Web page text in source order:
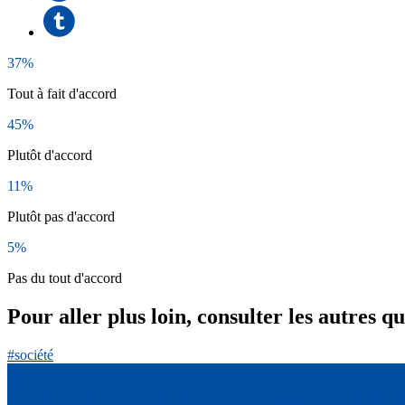
37%
Tout à fait d'accord
45%
Plutôt d'accord
11%
Plutôt pas d'accord
5%
Pas du tout d'accord
Pour aller plus loin, consulter les autres
#société